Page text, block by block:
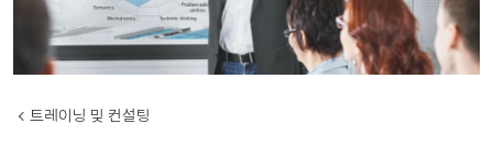
트레이닝 밎 컨설팅